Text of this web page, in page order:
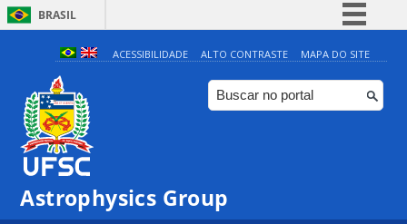
BRASIL
Simplifique!
Comunica BR
Participe
ACESSIBILIDADE ALTO CONTRASTE MAPA DO SITE
Astrophysics Group